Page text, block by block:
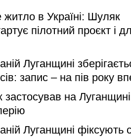
житло в Україні: Шуляк
пілотний проєкт і
Луганщині
запис – на пів року
застосував на Луганщині
Луганщині фіксують